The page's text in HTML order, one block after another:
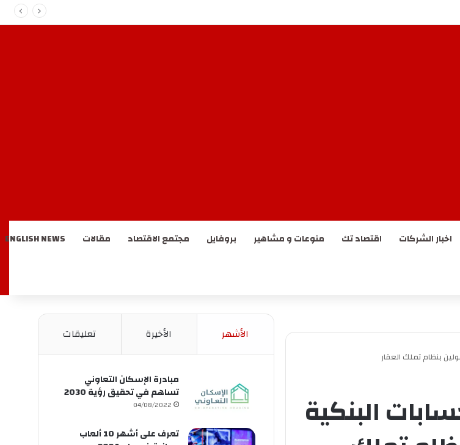
اخبار الشركات اقتصاد تك منوعات و مشاهير بروفايل مجتمع الاقتصاد مقالات ENGLISH NEWS
بنظام تملك العقار
البنكية
الأشهر الأخيرة تعليقات
مبادرة الإسكان التعاوني
تساهم في تحقيق رؤية 2030
04/08/2022
تعرف على أشهر 10 ألعاب